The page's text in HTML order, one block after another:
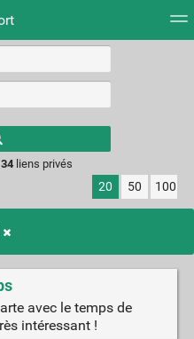
results.
liens privés
20 50 100
avec le temps de
intéressant !